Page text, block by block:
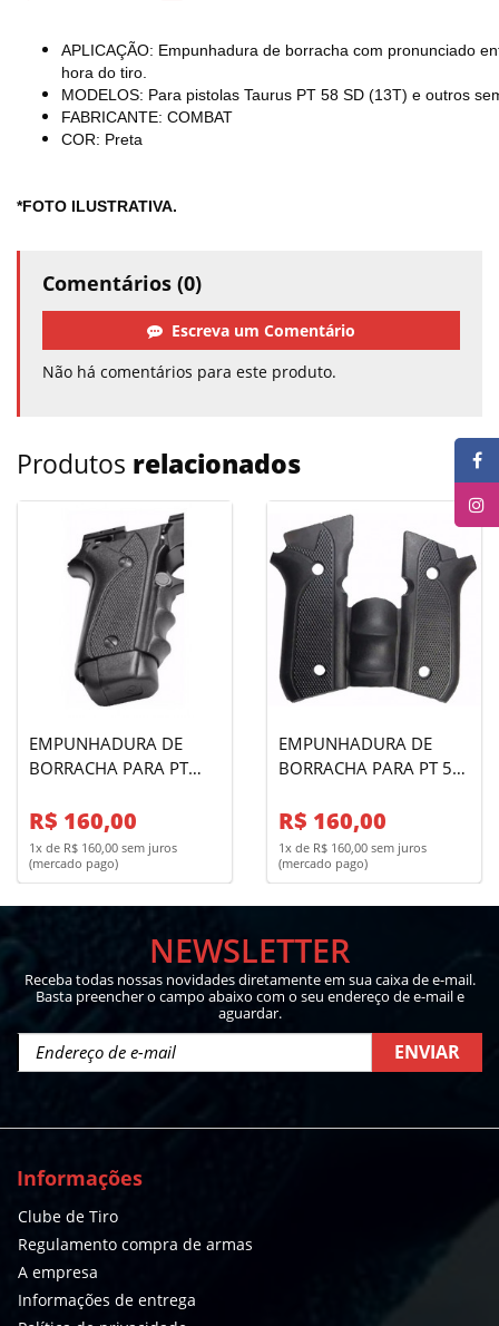
APLICAÇÃO: Empunhadura de borracha com pronunciado
hora do tiro.
MODELOS: Para pistolas Taurus PT 58 SD (13T) e outros
FABRICANTE: COMBAT
COR: Preta
*FOTO ILUSTRATIVA.
Comentários (0)
Escreva um Comentário
Não há comentários para este produto.
Produtos relacionados
EMPUNHADURA DE
BORRACHA PARA PT
R$ 160,00
1x de R$ 160,00 sem juros
(mercado pago)
EMPUNHADURA DE
BORRACHA PARA PT 58
R$ 160,00
1x de R$ 160,00 sem juros
(mercado pago)
NEWSLETTER
Receba todas nossas novidades diretamente em sua caixa de e-mail.
Basta preencher o campo abaixo com o seu endereço de e-mail e
aguardar.
ENVIAR
Informações
Clube de Tiro
Regulamento compra de armas
A empresa
Informações de entrega